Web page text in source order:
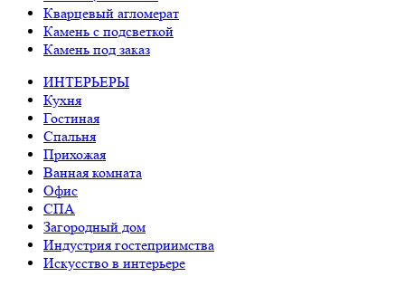
Кварцевый агломерат
Камень с подсветкой
Камень под заказ
ИНТЕРЬЕРЫ
Кухня
Гостиная
Спальня
Прихожая
Ванная комната
Офис
СПА
Загородный дом
Индустрия гостеприимства
Искусство в интерьере